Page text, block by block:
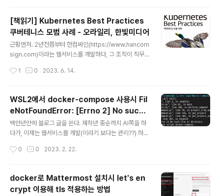
고 있다 읽게 된 책이다. 나의 주 언어가 Java이긴 하지만,
Spring이 좋고 말고를 떠나서 다른 언어들에 비해서 메모
리도 많이 사용하고, 메모리 관리가 어렵다는게 큰 문제 라
는것을 최근에 격고 있다.메모리 관리는 GC 가 알아서 해
리 관리 문제는 Memory Leak 이나..
[책읽기] Kubernetes Best Practices
쿠버테니스 모범 사례 - 오라일리, 한빛미디어
근황먼저. 2년전쯤부터 한컴싸인(https://www.hancom
sign.com)이라는 웹서비스를 개발하다, 그 조직이 직무
변화가 많은? 조직으로 이동하여 현재는 팀원을 하고 있다.
중 몇권을 순차적으로 정리해 본다. 오래전에 읽었던 책들
도 있어서, 지금 이 글을 읽는 사람에게는 이미 오래된 책일
수 있이라 도움이 될런지 모르겠지만, 그래도 읽은 티라도
내 보려고 대충 정리해 본다. 그러니 걍 그런가 보다 하자.
사례 - 오라일리, 한빛미디어 책 읽기 이 책은 초보..
1 0 2023. 6. 14.
WSL2에서 docker-compose 사용시 Fil
eNotFoundError: [Errno 2] No such f
ile or directory 에러 발생시 문제 해결
백만년만에 블로그 글을 쓴다. 제작년 중순까지 AI쪽을 하
다가, 이제는 웹서비스를 개발(이라기 보다는 관리??) 하고
dows 10에서 IntelliJ를 이용해서 c:\works 디렉토리에
위 디렉토리로 이동 후 docker-compose up 등을 수
행하고 있음. docker-compose 가 실행되고 있는 상태
0 0 2023. 2. 22.
docker로 Mattermost 설치시 let's en
crypt 이용해 tls 적용하는 방법